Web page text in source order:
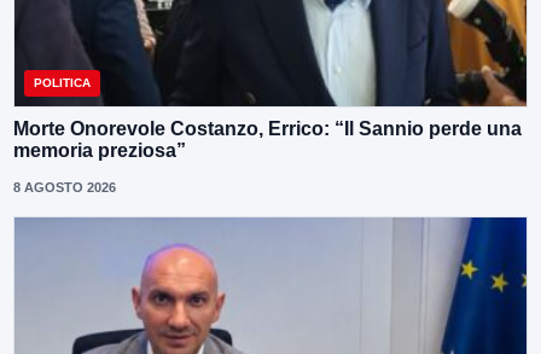
POLITICA
Morte Onorevole Costanzo, Errico: “Il Sannio perde una
memoria preziosa”
8 AGOSTO 2026